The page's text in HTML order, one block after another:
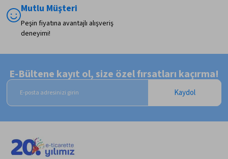
Mutlu Müşteri
Peşin fiyatına avantajlı alışveriş
deneyimi!
E-Bültene kayıt ol, size özel fırsatları kaçırma!
Kaydol